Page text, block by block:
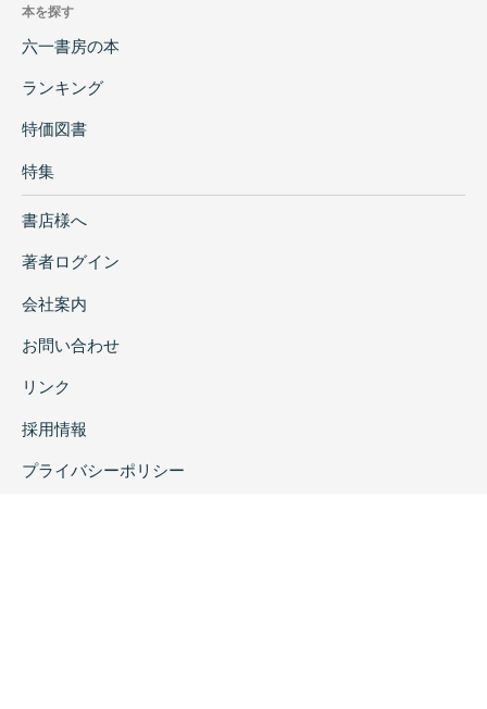
本を探す
六一書房の本
ランキング
特価図書
特集
書店様へ
著者ログイン
会社案内
お問い合わせ
リンク
採用情報
プライバシーポリシー